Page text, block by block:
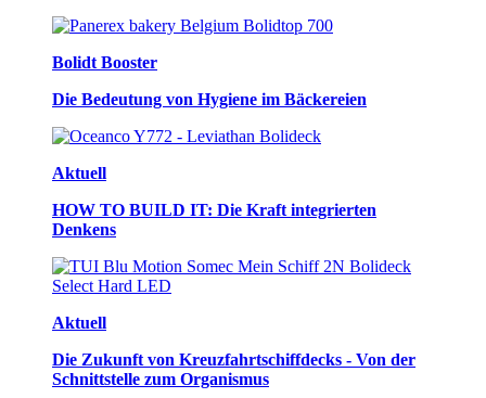
Bolidt Booster
Die Bedeutung von Hygiene im Bäckereien
Aktuell
HOW TO BUILD IT: Die Kraft integrierten
Denkens
Aktuell
Die Zukunft von Kreuzfahrtschiffdecks - Von der
Schnittstelle zum Organismus